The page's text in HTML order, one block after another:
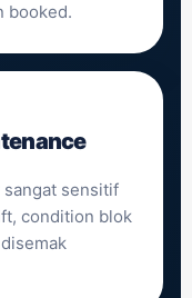
booked.
sensitif
condition blok